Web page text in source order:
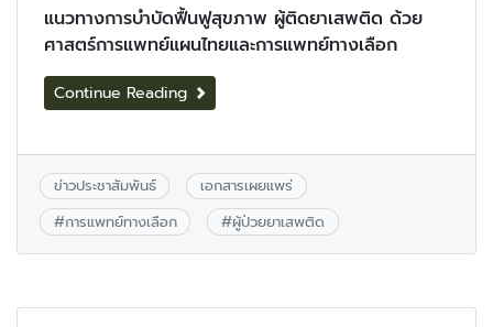
แนวทางการบำบัดฟื้นฟูสุขภาพ ผู้ติดยาเสพติด ด้วย
ศาสตร์การแพทย์แผนไทยและการแพทย์ทางเลือก
Continue Reading
ข่าวประชาสัมพันธ์
เอกสารเผยแพร่
#การแพทย์ทางเลือก #ผู้ป่วยยาเสพติด